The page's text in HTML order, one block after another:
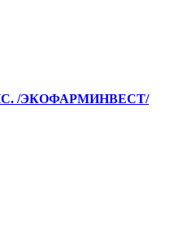
/ЭКОФАРМИНВЕСТ/